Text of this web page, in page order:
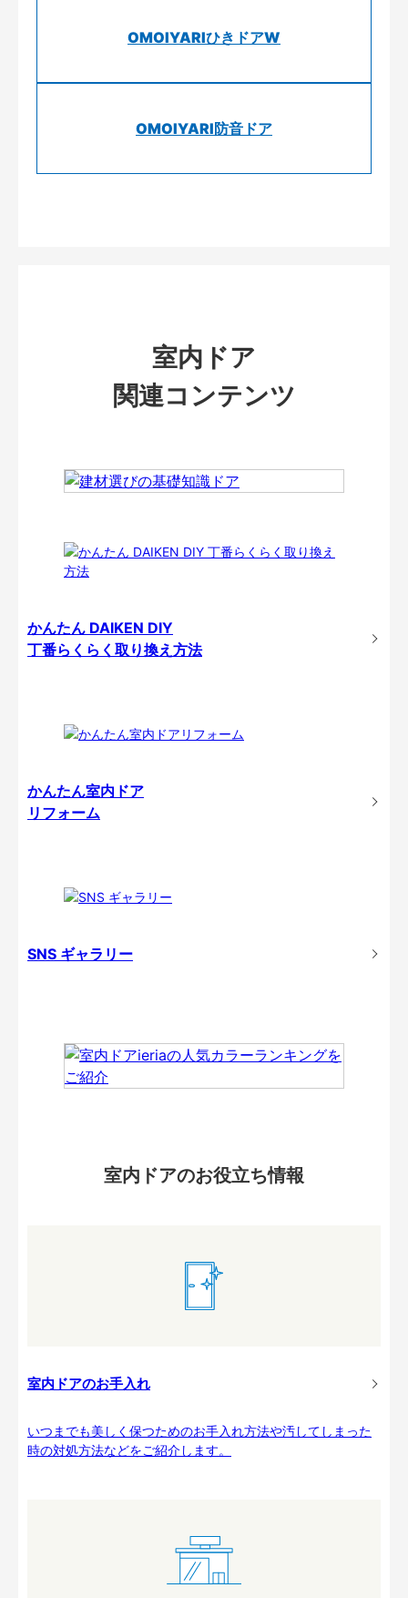
OMOIYARIひきドアW
OMOIYARI防音ドア
室内ドア
関連コンテンツ
かんたん DAIKEN DIY
丁番らくらく取り換え方法
かんたん室内ドア
リフォーム
SNS ギャラリー
室内ドアのお役立ち情報
室内ドアのお手入れ
いつまでも美しく保つためのお手入れ方法や汚してしまった
時の対処方法などをご紹介します。